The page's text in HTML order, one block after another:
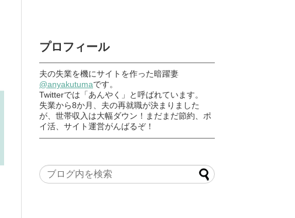
プロフィール
夫の失業を機にサイトを作った暗躍妻
@anyakutumaです。
Twitterでは「あんやく」と呼ばれています。
失業から8か月、夫の再就職が決まりました
が、世帯収入は大幅ダウン！まだまだ節約、ポ
イ活、サイト運営がんばるぞ！